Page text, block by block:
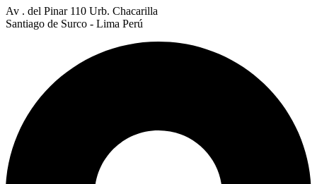
Av . del Pinar 110 Urb. Chacarilla
Santiago de Surco - Lima Perú